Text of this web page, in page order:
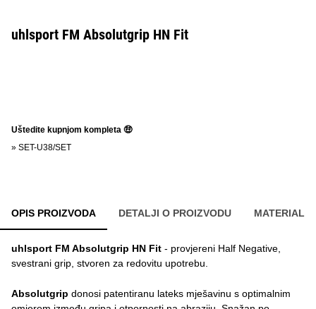
uhlsport FM Absolutgrip HN Fit
Uštedite kupnjom kompleta 🤑
» SET-U38/SET
OPIS PROIZVODA DETALJI O PROIZVODU MATERIAL
uhlsport FM Absolutgrip HN Fit - provjereni Half Negative,
svestrani grip, stvoren za redovitu upotrebu.
Absolutgrip donosi patentiranu lateks mješavinu s optimalnim